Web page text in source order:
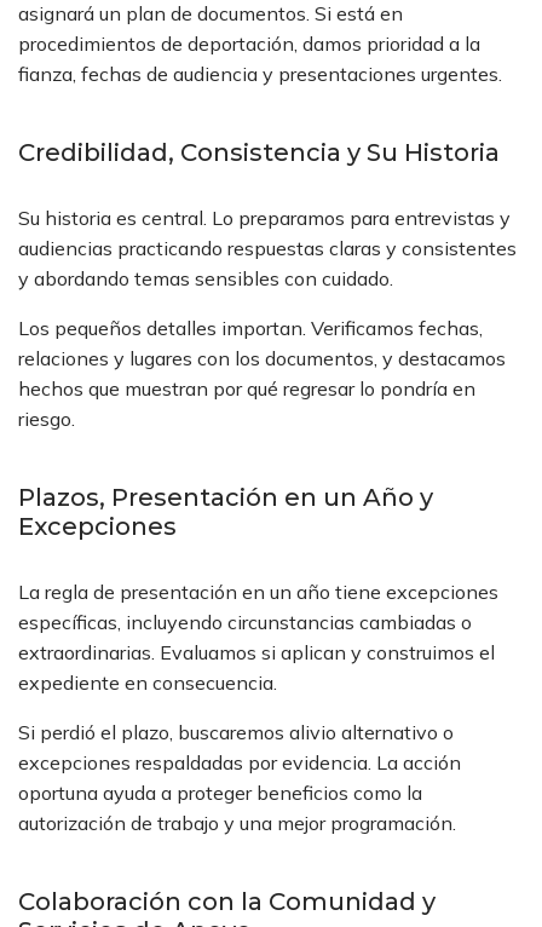
asignará un plan de documentos. Si está en
procedimientos de deportación, damos prioridad a la
fianza, fechas de audiencia y presentaciones urgentes.
Credibilidad, Consistencia y Su Historia
Su historia es central. Lo preparamos para entrevistas y
audiencias practicando respuestas claras y consistentes
y abordando temas sensibles con cuidado.
Los pequeños detalles importan. Verificamos fechas,
relaciones y lugares con los documentos, y destacamos
hechos que muestran por qué regresar lo pondría en
riesgo.
Plazos, Presentación en un Año y
Excepciones
La regla de presentación en un año tiene excepciones
específicas, incluyendo circunstancias cambiadas o
extraordinarias. Evaluamos si aplican y construimos el
expediente en consecuencia.
Si perdió el plazo, buscaremos alivio alternativo o
excepciones respaldadas por evidencia. La acción
oportuna ayuda a proteger beneficios como la
autorización de trabajo y una mejor programación.
Colaboración con la Comunidad y